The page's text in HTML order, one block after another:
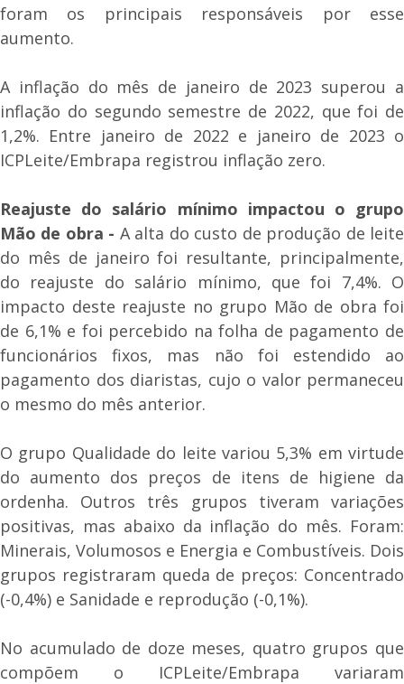
foram os principais responsáveis por esse
aumento.
A inflação do mês de janeiro de 2023 superou a
inflação do segundo semestre de 2022, que foi de
1,2%. Entre janeiro de 2022 e janeiro de 2023 o
ICPLeite/Embrapa registrou inflação zero.
Reajuste do salário mínimo impactou o grupo
Mão de obra - A alta do custo de produção de leite
do mês de janeiro foi resultante, principalmente,
do reajuste do salário mínimo, que foi 7,4%. O
impacto deste reajuste no grupo Mão de obra foi
de 6,1% e foi percebido na folha de pagamento de
funcionários fixos, mas não foi estendido ao
pagamento dos diaristas, cujo o valor permaneceu
o mesmo do mês anterior.
O grupo Qualidade do leite variou 5,3% em virtude
do aumento dos preços de itens de higiene da
ordenha. Outros três grupos tiveram variações
positivas, mas abaixo da inflação do mês. Foram:
Minerais, Volumosos e Energia e Combustíveis. Dois
grupos registraram queda de preços: Concentrado
(-0,4%) e Sanidade e reprodução (-0,1%).
No acumulado de doze meses, quatro grupos que
compõem o ICPLeite/Embrapa variaram